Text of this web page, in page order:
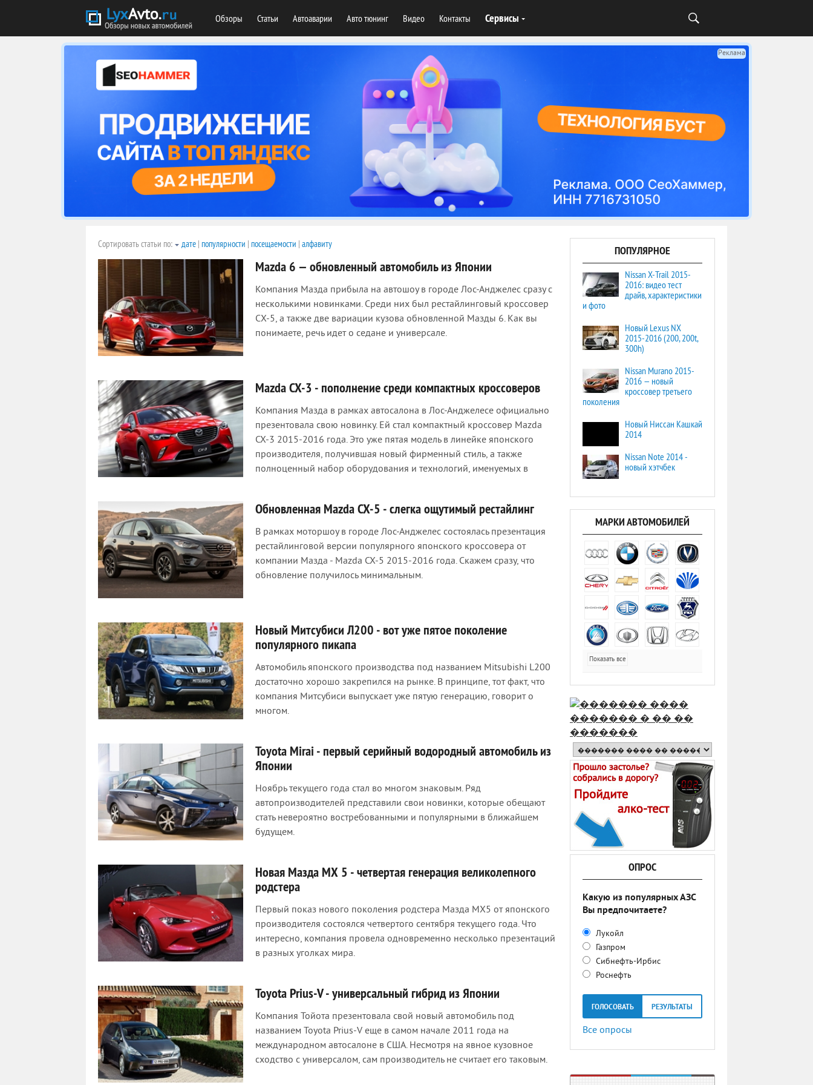
Обзоры Статьи Автоаварии Авто тюнинг Видео Контакты Сервисы
Реклама
Сортировать статьи по: дате | популярности | посещаемости | алфавиту
Mazda 6 — обновленный автомобиль из Японии
Компания Мазда прибыла на автошоу в городе Лос-Анджелес сразу с
несколькими новинками. Среди них был рестайлинговый кроссовер
СХ-5, а также две вариации кузова обновленной Мазды 6. Как вы
понимаете, речь идет о седане и универсале.
Mazda CX-3 - пополнение среди компактных кроссоверов
Компания Мазда в рамках автосалона в Лос-Анджелесе официально
презентовала свою новинку. Ей стал компактный кроссовер Mazda
CX-3 2015-2016 года. Это уже пятая модель в линейке японского
производителя, получившая новый фирменный стиль, а также
полноценный набор оборудования и технологий, именуемых в
Обновленная Mazda CX-5 - слегка ощутимый рестайлинг
В рамках моторшоу в городе Лос-Анджелес состоялась презентация
рестайлинговой версии популярного японского кроссовера от
компании Мазда - Mazda CX-5 2015-2016 года. Скажем сразу, что
обновление получилось минимальным.
Новый Митсубиси Л200 - вот уже пятое поколение
популярного пикапа
Автомобиль японского производства под названием Mitsubishi L200
достаточно хорошо закрепился на рынке. В принципе, тот факт, что
компания Митсубиси выпускает уже пятую генерацию, говорит о
многом.
Toyota Mirai - первый серийный водородный автомобиль из
Японии
Ноябрь текущего года стал во многом знаковым. Ряд
автопроизводителей представили свои новинки, которые обещают
стать невероятно востребованными и популярными в ближайшем
будущем.
Новая Мазда МХ 5 - четвертая генерация великолепного
родстера
Первый показ нового поколения родстера Мазда МХ5 от японского
производителя состоялся четвертого сентября текущего года. Что
интересно, компания провела одновременно несколько презентаций
в разных уголках мира.
Toyota Prius-V - универсальный гибрид из Японии
Компания Тойота презентовала свой новый автомобиль под
названием Toyota Prius-V еще в самом начале 2011 года на
международном автосалоне в США. Несмотря на явное кузовное
сходство с универсалом, сам производитель не считает его таковым.
ПОПУЛЯРНОЕ
Nissan X-Trail 2015-
2016: видео тест
драйв, характеристики
и фото
Новый Lexus NX
2015-2016 (200, 200t,
300h)
Nissan Murano 2015-
2016 — новый
кроссовер третьего
поколения
Новый Ниссан Кашкай
2014
Nissan Note 2014 -
новый хэтчбек
МАРКИ АВТОМОБИЛЕЙ
Показать все
ОПРОС
Какую из популярных АЗС
Вы предпочитаете?
Лукойл
Газпром
Сибнефть-Ирбис
Роснефть
ГОЛОСОВАТЬ РЕЗУЛЬТАТЫ
Все опросы